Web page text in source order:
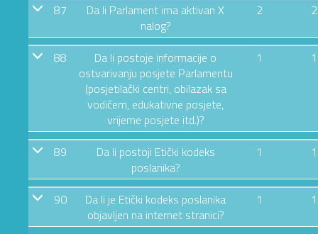
87
Da li Parlament ima aktivan X
nalog?
2 2
88
Da li postoje informacije o
ostvarivanju posjete Parlamentu
(posjetilački centri, obilazak sa
vodičem, edukativne posjete,
vrijeme posjete itd.)?
1 1
89
Da li postoji Etički kodeks
poslanika?
1 1
90
Da li je Etički kodeks poslanika
objavljen na internet stranici?
1 1